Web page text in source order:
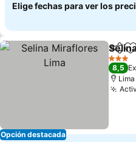
Elige fechas para ver los
Opción destacada
3
8,5
Lima